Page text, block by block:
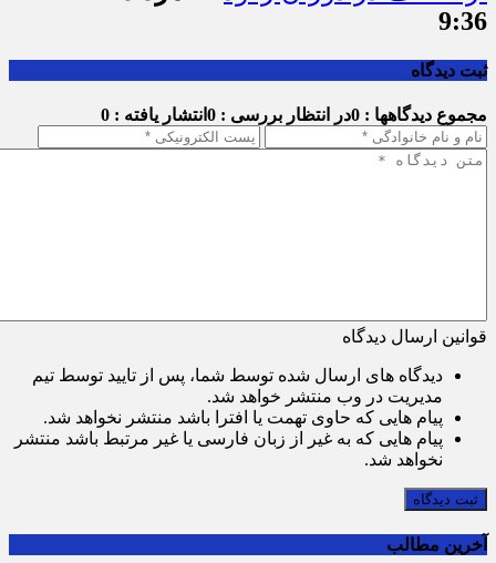
9:36
ثبت دیدگاه
مجموع دیدگاهها : 0 در انتظار بررسی : 0 انتشار یافته : 0
قوانین ارسال دیدگاه
دیدگاه های ارسال شده توسط شما، پس از تایید توسط تیم
مدیریت در وب منتشر خواهد شد.
پیام هایی که حاوی تهمت یا افترا باشد منتشر نخواهد شد.
پیام هایی که به غیر از زبان فارسی یا غیر مرتبط باشد منتشر
نخواهد شد.
ثبت دیدگاه
آخرین مطالب